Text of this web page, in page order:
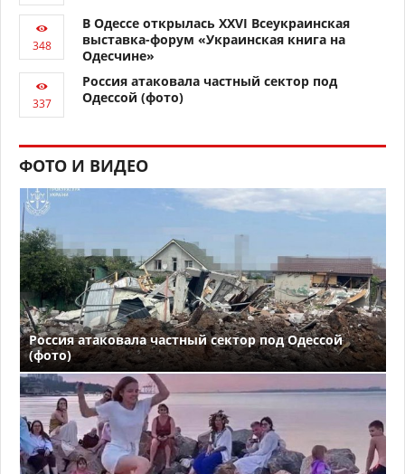
В Одессе открылась XXVI Всеукраинская
выставка-форум «Украинская книга на
Одесчине»
Россия атаковала частный сектор под
Одессой (фото)
ФОТО И ВИДЕО
Россия атаковала частный сектор под Одессой
(фото)